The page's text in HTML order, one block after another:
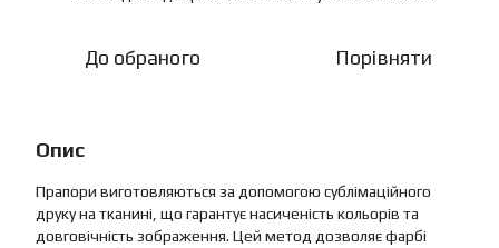
До обраного Порівняти
Опис
Прапори виготовляються за допомогою сублімаційного
друку на тканині, що гарантує насиченість кольорів та
довговічність зображення. Цей метод дозволяє фарбі